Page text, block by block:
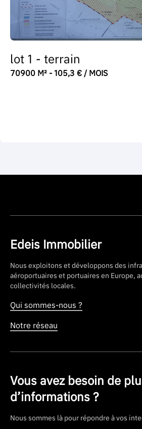
lot 1 - terrain
70900 M² - 105,3 € / MOIS
Edeis Immobilier
Nous exploitons et développons des
aéroportuaires et portuaires en Europe,
collectivités locales.
Qui sommes-nous ?
Notre réseau
Vous avez besoin de
d’informations ?
Nous sommes là pour répondre à vos